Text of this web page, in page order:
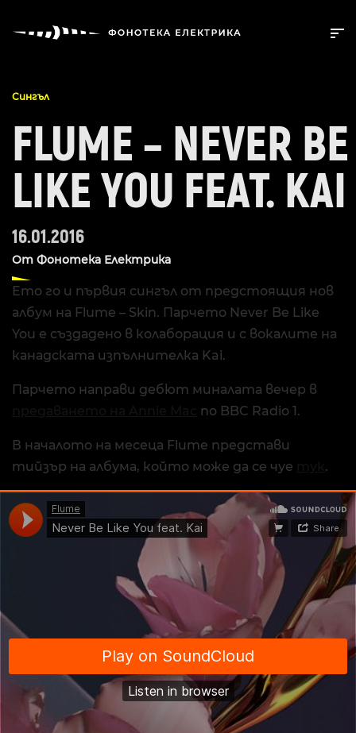
Сингъл
FLUME – NEVER BE
LIKE YOU FEAT. KAI
16.01.2016
От Фонотека Електрика
Ето го и първия сингъл от предстоящия нов
албум на Flume – Skin. Парчето Never Be Like
You е създадено в колаборация и с вокалите на
канадската изпълнителка Kai.
Парчето направи дебют миналата вечер в
по BBC Radio 1.
В началото на месеца Flume представи
тийзър на албума, който може да се чуе
.